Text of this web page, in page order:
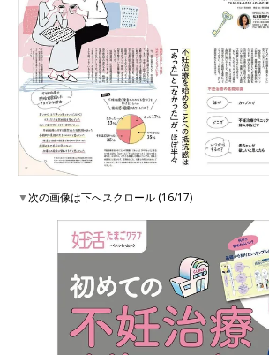
▼次の画像は下へスクロール (16/17)